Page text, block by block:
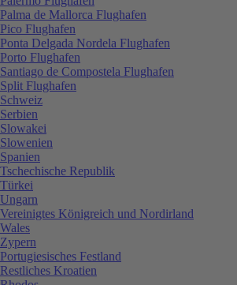
Palma de Mallorca Flughafen
Pico Flughafen
Ponta Delgada Nordela Flughafen
Porto Flughafen
Santiago de Compostela Flughafen
Split Flughafen
Schweiz
Serbien
Slowakei
Slowenien
Spanien
Tschechische Republik
Türkei
Ungarn
Vereinigtes Königreich und Nordirland
Wales
Zypern
Portugiesisches Festland
Restliches Kroatien